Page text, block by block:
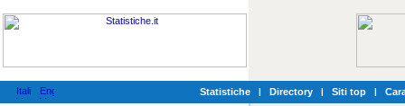
Statistiche | Directory | Siti top |